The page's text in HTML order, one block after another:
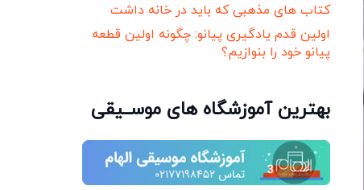
کتاب های مذهبی که باید در خانه داشت
اولین قدم یادگیری پیانو: چگونه اولین قطعه
پیانو خود را بنوازیم؟
بهترین آموزشگاه های موســیقی